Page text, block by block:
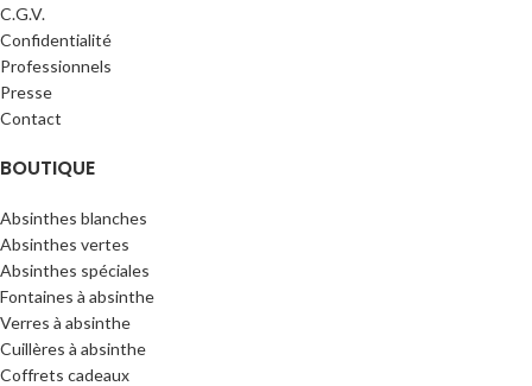
C.G.V.
Confidentialité
Professionnels
Presse
Contact
BOUTIQUE
Absinthes blanches
Absinthes vertes
Absinthes spéciales
Fontaines à absinthe
Verres à absinthe
Cuillères à absinthe
Coffrets cadeaux